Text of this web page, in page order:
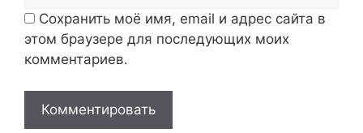
Сохранить моё имя, email и адрес сайта в
этом браузере для последующих моих
комментариев.